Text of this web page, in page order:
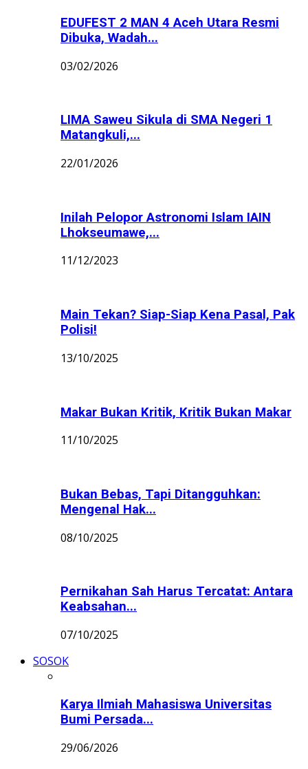
EDUFEST 2 MAN 4 Aceh Utara Resmi
Dibuka, Wadah...
03/02/2026
LIMA Saweu Sikula di SMA Negeri 1
Matangkuli,...
22/01/2026
Inilah Pelopor Astronomi Islam IAIN
Lhokseumawe,...
11/12/2023
Main Tekan? Siap-Siap Kena Pasal, Pak
Polisi!
13/10/2025
Makar Bukan Kritik, Kritik Bukan Makar
11/10/2025
Bukan Bebas, Tapi Ditangguhkan:
Mengenal Hak...
08/10/2025
Pernikahan Sah Harus Tercatat: Antara
Keabsahan...
07/10/2025
SOSOK
Karya Ilmiah Mahasiswa Universitas
Bumi Persada...
29/06/2026